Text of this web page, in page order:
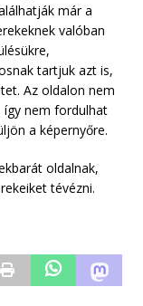
már a
valóban
tartjuk azt is,
Az oldalon nem
így nem fordulhat
a képernyőre.
oldalnak,
tévézni.